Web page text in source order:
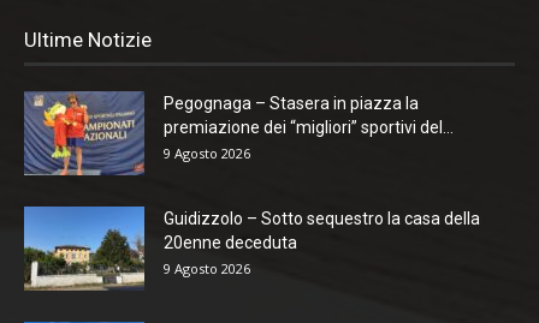
Ultime Notizie
Pegognaga – Stasera in piazza la
premiazione dei “migliori” sportivi del...
9 Agosto 2026
Guidizzolo – Sotto sequestro la casa della
20enne deceduta
9 Agosto 2026